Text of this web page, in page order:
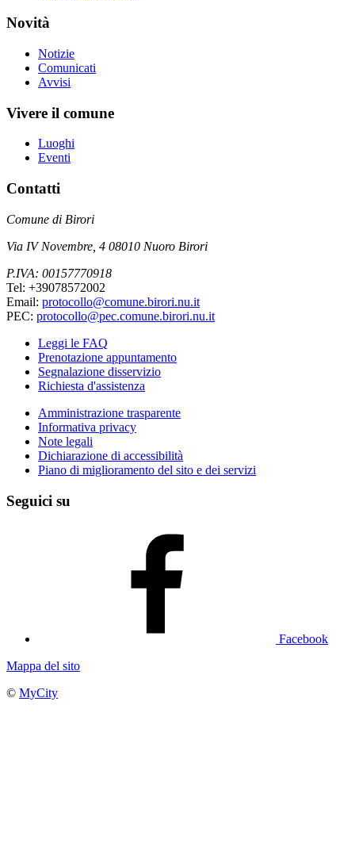
Novità
Notizie
Comunicati
Avvisi
Vivere il comune
Luoghi
Eventi
Contatti
Comune di Birori
Via IV Novembre, 4 08010 Nuoro Birori
P.IVA: 00157770918
Tel: +39078572002
Email: protocollo@comune.birori.nu.it
PEC: protocollo@pec.comune.birori.nu.it
Leggi le FAQ
Prenotazione appuntamento
Segnalazione disservizio
Richiesta d'assistenza
Amministrazione trasparente
Informativa privacy
Note legali
Dichiarazione di accessibilità
Piano di miglioramento del sito e dei servizi
Seguici su
Facebook
Mappa del sito
© MyCity